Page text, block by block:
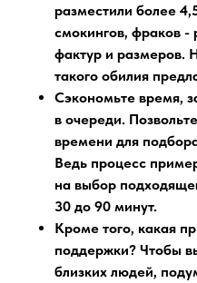
разместили более
смокингов, фраков -
фактур и размеров.
такого обилия
Сэкономьте время,
в очереди.
времени для
Ведь процесс
на выбор
30 до 90 минут.
Кроме того, какая
поддержки? Чтобы
близких людей,